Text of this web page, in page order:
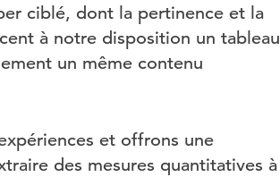
ciblé, dont la pertinence et la
à notre disposition un tableau
un même contenu
et offrons une
des mesures quantitatives à